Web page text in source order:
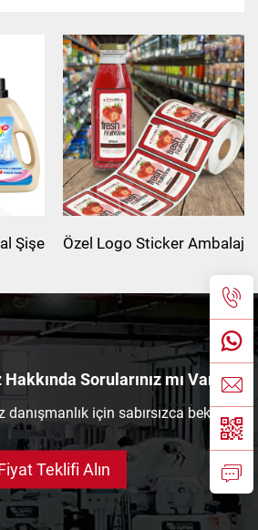
Şişe
Şişe
Özel Logo Sticker Ambalaj
Yapışkanlı Kağıt Meyve
Suyu Şişesi Etiketi Meyve
Suyu Etiketi Ambalaj
Sticker Gıda İçecek Şişe
Etiketi
Sorularınız mı Var?
için sabırsızca bekliyor.
Teklifi Alın